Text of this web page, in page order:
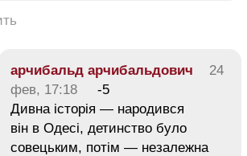
арчибальд арчибальдович
24
фев, 17:18
-5
Дивна історія — народився
він в Одесі, детинство було
совецьким, потім — незалежна